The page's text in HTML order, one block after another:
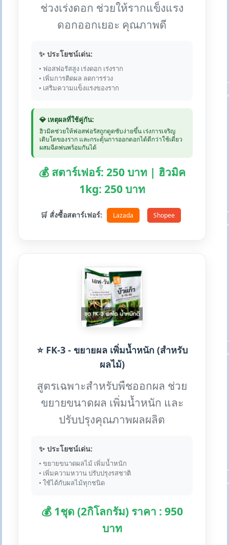
ช่วงเร่งดอก ช่วยให้รากแข็งแรง
ดอกออกเยอะ คุณภาพดี
✨ ประโยชน์เด่น:
• ฟอสฟอรัสสูง เร่งดอก เร่งราก
• เพิ่มการติดผล ลดการร่วง
• เสริมความแข็งแรงของราก
💎 เหตุผลที่ใช้คู่กัน:
ฮิวมิคช่วยให้ฟอสฟอรัสถูกดูดซับง่ายขึ้น เร่งการเจริญ
เติบโตของราก และกระตุ้นการออกดอกได้ดีกว่าใช้เดี่ยว
ผสมฉีดพ่นพร้อมกันได้
💰 สตาร์เฟอร์: 250 บาท | ฮิวมิค
1kg: 250 บาท
🛒 สั่งซื้อสตาร์เฟอร์: Lazada Shopee
⭐ FK-3 - ขยายผล เพิ่มน้ำหนัก (สำหรับ
ผลไม้)
สูตรเฉพาะสำหรับพืชออกผล ช่วย
ขยายขนาดผล เพิ่มน้ำหนัก และ
ปรับปรุงคุณภาพผลผลิต
✨ ประโยชน์เด่น:
• ขยายขนาดผลไม้ เพิ่มน้ำหนัก
• เพิ่มความหวาน ปรับปรุงรสชาติ
• ใช้ได้กับผลไม้ทุกชนิด
💰 1ชุด (2กิโลกรัม) ราคา : 950
บาท